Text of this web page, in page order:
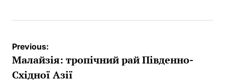
Post
navigation
Previous:
Малайзія: тропічний рай Південно-
Східної Азії